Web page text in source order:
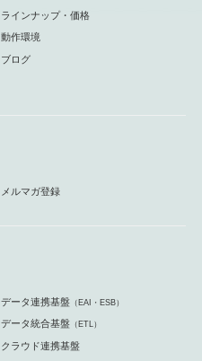
ラインナップ・価格
動作環境
ブログ
メルマガ登録
データ連携基盤 （EAI・ESB）
データ統合基盤 （ETL）
クラウド連携基盤